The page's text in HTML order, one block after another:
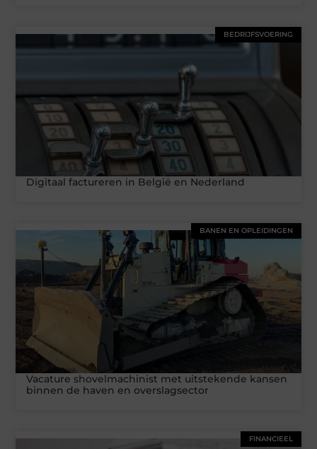
BEDRIJFSVOERING
Digitaal factureren in België en Nederland
BANEN EN OPLEIDINGEN
Vacature shovelmachinist met uitstekende kansen
binnen de haven en overslagsector
FINANCIEEL